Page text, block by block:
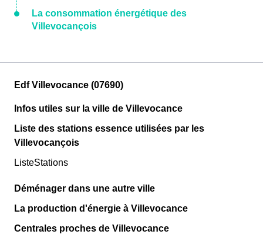
La consommation énergétique des
Villevocançois
Edf Villevocance (07690)
Infos utiles sur la ville de Villevocance
Liste des stations essence utilisées par les
Villevocançois
ListeStations
Déménager dans une autre ville
La production d'énergie à Villevocance
Centrales proches de Villevocance